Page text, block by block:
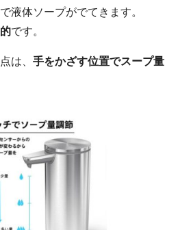
液体ソープがでてきます。
です。
は、 手をかざす位置でスープ量